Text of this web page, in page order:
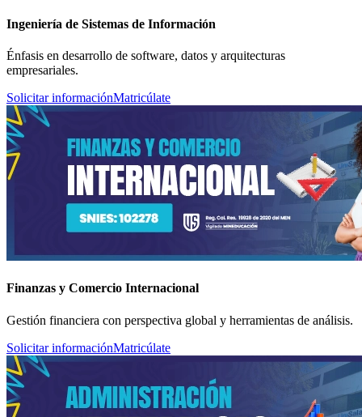
Ingeniería de Sistemas de Información
Énfasis en desarrollo de software, datos y arquitecturas
empresariales.
Solicitar informaciónMatricúlate
Finanzas y Comercio Internacional
Gestión financiera con perspectiva global y herramientas de análisis.
Solicitar informaciónMatricúlate